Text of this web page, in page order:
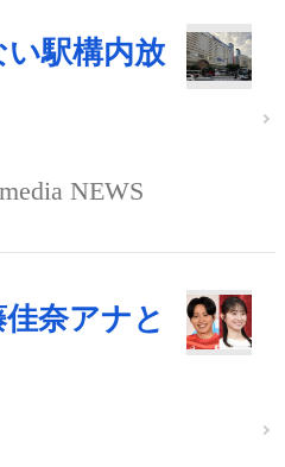
駅構内放
NEWS
奈アナと